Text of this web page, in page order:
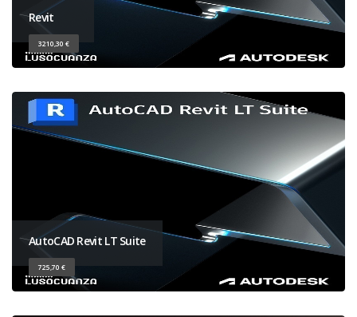
Revit
3210,30 €
AutoCAD Revit LT Suite
725,70 €